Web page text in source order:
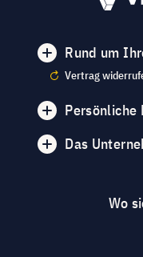
Rund um
Vertrag
Persönliche
Das
Wo